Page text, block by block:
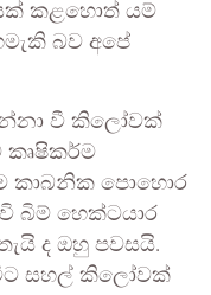
කළහොත් යම්
බව අපේ
වී කිලෝවක්
කෘෂිකර්ම
කාබනික පොහොර
බිම් හෙක්ටයාර
ද ඔහු පවසයි.
සහල් කිලෝවක්